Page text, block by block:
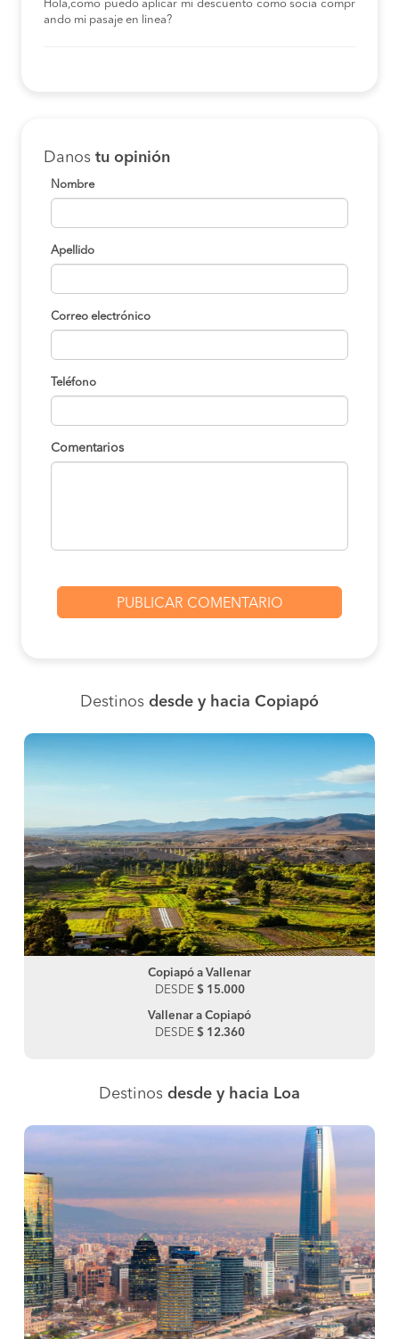
Hola,como puedo aplicar mi descuento como socia compr
ando mi pasaje en linea?
Danos tu opinión
Nombre
Apellido
Correo electrónico
Teléfono
Comentarios
Destinos desde y hacia Copiapó
Copiapó a Vallenar
DESDE $ 15.000
Vallenar a Copiapó
DESDE $ 12.360
Destinos desde y hacia Loa